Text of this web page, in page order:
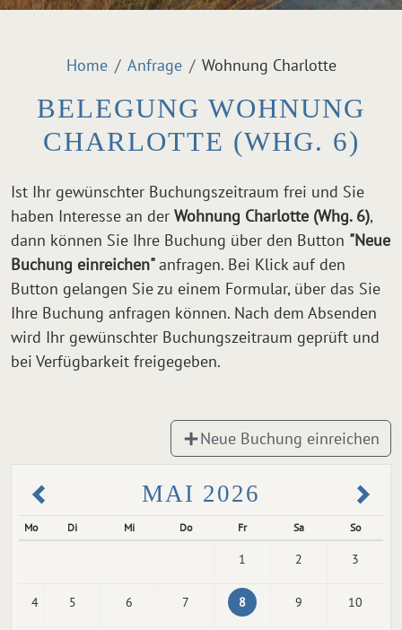
Home Anfrage Wohnung Charlotte
BELEGUNG WOHNUNG
CHARLOTTE (WHG. 6)
Ist Ihr gewünschter Buchungszeitraum frei und Sie
haben Interesse an der Wohnung Charlotte (Whg. 6),
dann können Sie Ihre Buchung über den Button "Neue
Buchung einreichen"anfragen. Bei Klick auf den
Button gelangen Sie zu einem Formular, über das Sie
Ihre Buchung anfragen können. Nach dem Absenden
wird Ihr gewünschter Buchungszeitraum geprüft und
bei Verfügbarkeit freigegeben.
Neue Buchung einreichen
MAI 2026
Mo Di Mi Do Fr Sa So
1 2 3
4 5 6 7 8 9 10